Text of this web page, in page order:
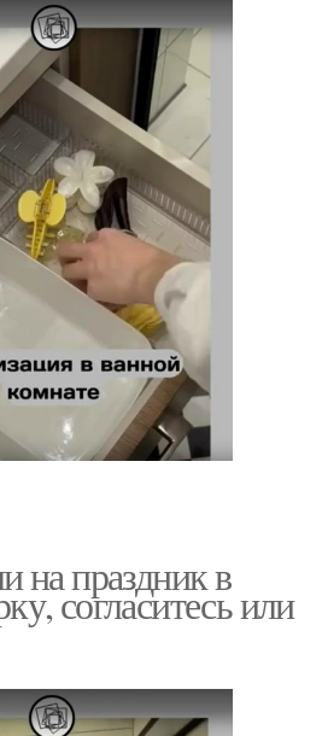
на праздник в
согласитесь или